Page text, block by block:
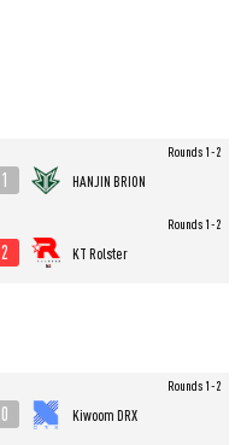
1 HANJIN BRION
Rounds 1-2
2 KT Rolster
Rounds 1-2
0 Kiwoom DRX
Rounds 1-2